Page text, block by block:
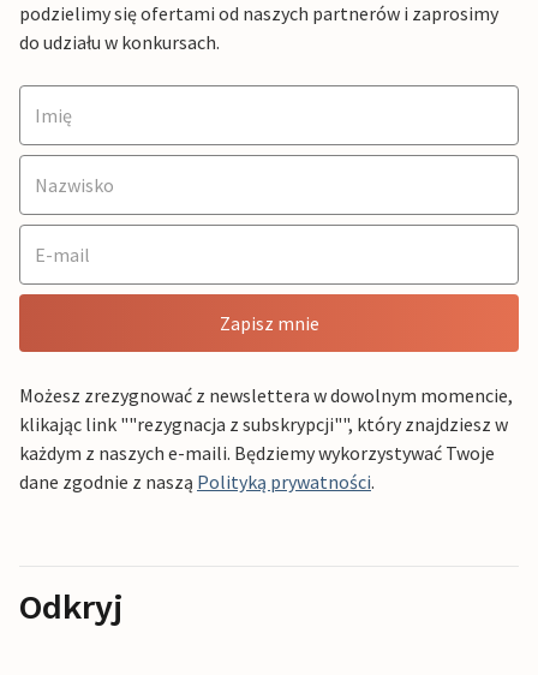
podzielimy się ofertami od naszych partnerów i zaprosimy
do udziału w konkursach.
Zapisz mnie
Możesz zrezygnować z newslettera w dowolnym momencie,
klikając link ""rezygnacja z subskrypcji"", który znajdziesz w
każdym z naszych e-maili. Będziemy wykorzystywać Twoje
dane zgodnie z naszą Polityką prywatności.
Odkryj